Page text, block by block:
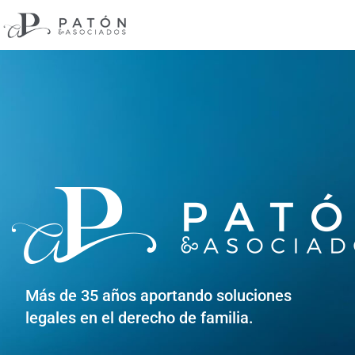
Más de 35 años aportando soluciones
legales en el derecho de familia.